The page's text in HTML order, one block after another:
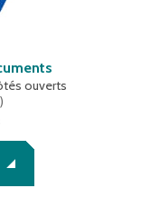
ouverts
)